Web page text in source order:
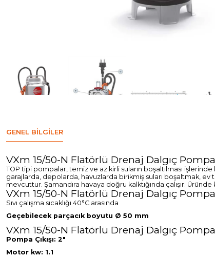
GENEL BILGILER
VXm 15/50-N Flatörlü Drenaj Dalgıç
TOP tipi pompalar, temiz ve az kirli suların boşaltılması
garajlarda, depolarda, havuzlarda birikmiş suları boşaltmak, ev
mevcuttur. Şamandıra havaya doğru kalktığında çalışır.
VXm 15/50-N Flatörlü Drenaj Dalgıç
Sıvı çalışma sıcaklığı 40°C arasında
Geçebilecek parçacık boyutu Ø 50 mm
VXm 15/50-N Flatörlü Drenaj Dalgıç
Pompa Çıkışı: 2"
Motor kw: 1.1